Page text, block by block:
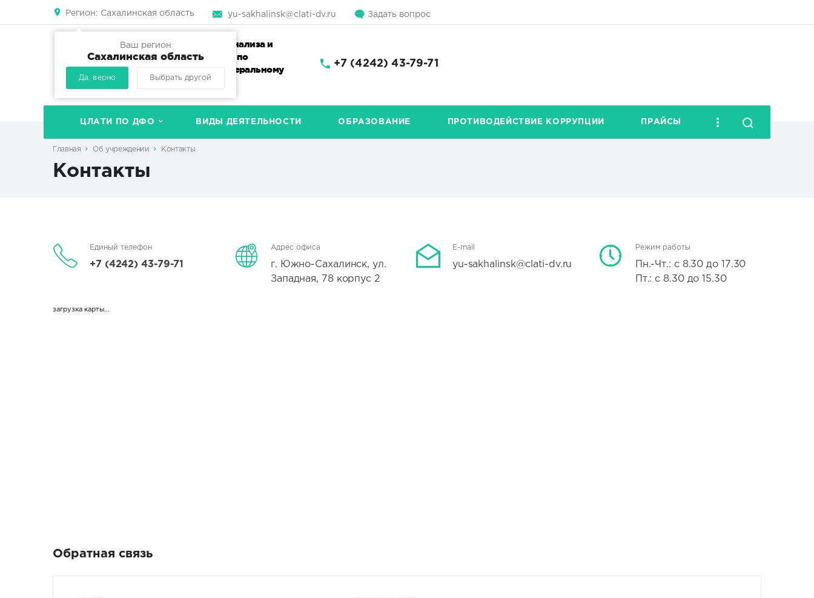
Регион: Сахалинская область
Ваш регион
Сахалинская область
Да, верно Выбрать другой
yu-sakhalinsk@clati-dv.ru Задать вопрос
Центр лабораторного анализа и
технических измерений по
Дальневосточному федеральному
округу
+7 (4242) 43-79-71
ЦЛАТИ ПО ДФО ВИДЫ ДЕЯТЕЛЬНОСТИ ОБРАЗОВАНИЕ ПРОТИВОДЕЙСТВИЕ КОРРУПЦИИ ПРАЙСЫ
Главная Об учреждении Контакты
Контакты
Единый телефон
+7 (4242) 43-79-71
Адрес офиса
г. Южно-Сахалинск, ул.
Западная, 78 корпус 2
E-mail
yu-sakhalinsk@clati-dv.ru
Режим работы
Пн.-Чт.: с 8.30 до 17.30
Пт.: с 8.30 до 15.30
загрузка карты...
Обратная связь